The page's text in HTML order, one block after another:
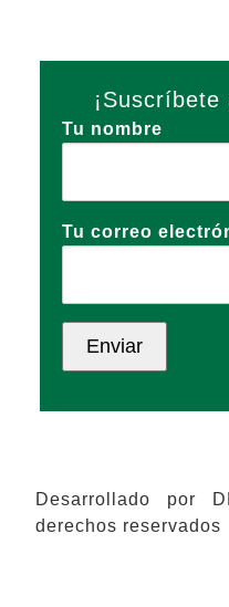
¡Suscríbete
Tu nombre
Tu correo
Desarrollado por
derechos reservados